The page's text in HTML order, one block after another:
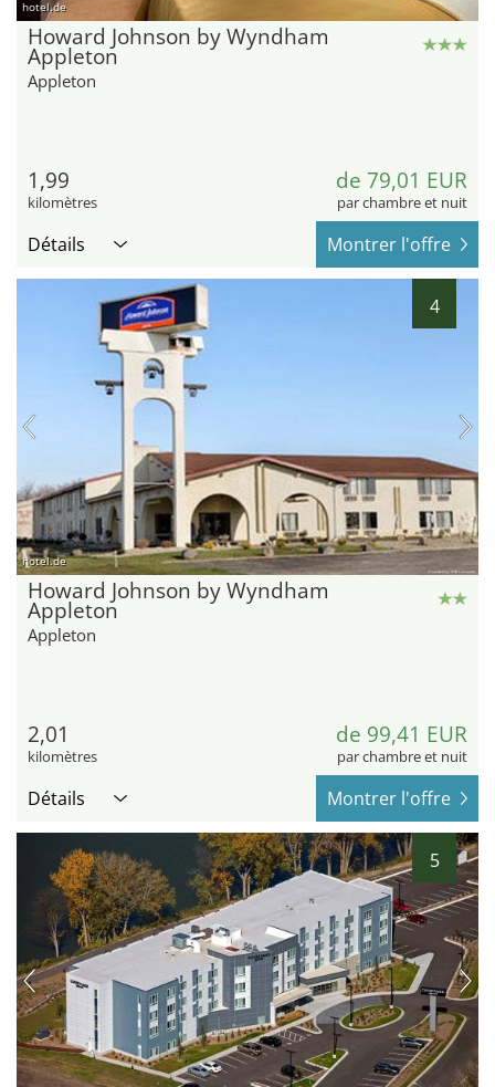
hotel.de
Howard Johnson by Wyndham
Appleton
Appleton
1,99
kilomètres
de 79,01 EUR
par chambre et nuit
Détails Montrer l'offre
4
hotel.de
Howard Johnson by Wyndham
Appleton
Appleton
2,01
kilomètres
de 99,41 EUR
par chambre et nuit
Détails Montrer l'offre
5